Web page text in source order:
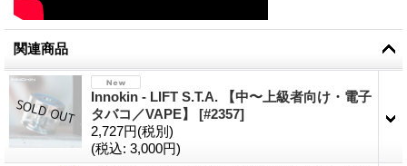
関連商品
Innokin - LIFT S.T.A. 【中〜上級者向け・電子
タバコ／VAPE】 [#2357]
2,727円(税別)
(税込: 3,000円)